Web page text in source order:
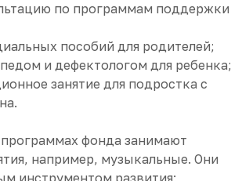
по программам поддержки
пособий для родителей;
и дефектологом для ребенка;
занятие для подростка с
фонда занимают
например, музыкальные. Они
инструментом развития: